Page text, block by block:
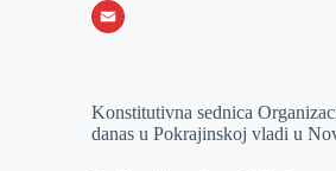
o
e
e
k
I
b
h
s
X
a
Konstitutivna sednica
danas u Pokrajinskoj vladi u